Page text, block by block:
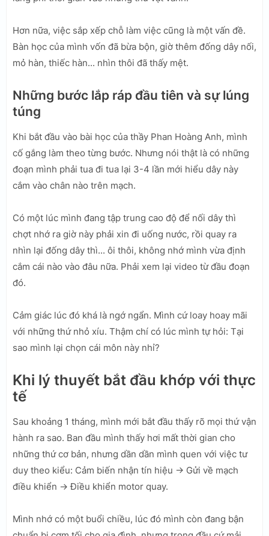
Hơn nữa, việc sắp xếp chỗ làm việc cũng là một vấn đề.
Bàn học của mình vốn đã bừa bộn, giờ thêm đống dây nối,
mỏ hàn, thiếc hàn... nhìn thôi đã thấy mệt.
Những bước lắp ráp đầu tiên và sự lúng
túng
Khi bắt đầu vào bài học của thầy Phan Hoàng Anh, mình
cố gắng làm theo từng bước. Nhưng nói thật là có những
đoạn mình phải tua đi tua lại 3-4 lần mới hiểu dây này
cắm vào chân nào trên mạch.
Có một lúc mình đang tập trung cao độ để nối dây thì
chợt nhớ ra giờ này phải xin đi uống nước, rồi quay ra
nhìn lại đống dây thì... ôi thôi, không nhớ mình vừa định
cắm cái nào vào đâu nữa. Phải xem lại video từ đầu đoạn
đó.
Cảm giác lúc đó khá là ngớ ngẩn. Mình cứ loay hoay mãi
với những thứ nhỏ xíu. Thậm chí có lúc mình tự hỏi: Tại
sao mình lại chọn cái môn này nhỉ?
Khi lý thuyết bắt đầu khớp với thực
tế
Sau khoảng 1 tháng, mình mới bắt đầu thấy rõ mọi thứ vận
hành ra sao. Ban đầu mình thấy hơi mất thời gian cho
những thứ cơ bản, nhưng dần dần mình quen với việc tư
duy theo kiểu: Cảm biến nhận tín hiệu -> Gửi về mạch
điều khiển -> Điều khiển motor quay.
Mình nhớ có một buổi chiều, lúc đó mình còn đang bận